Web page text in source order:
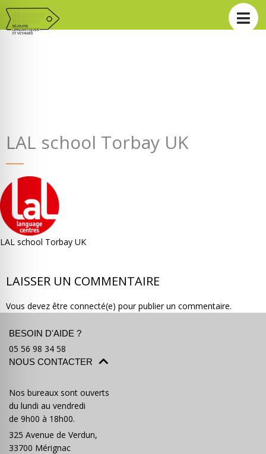
LAL school Torbay UK
LAL school Torbay UK
LAISSER UN COMMENTAIRE
Vous devez être connecté(e) pour publier un commentaire.
BESOIN D'AIDE ?
05 56 98 34 58
NOUS CONTACTER
Nos bureaux sont ouverts
du lundi au vendredi
de 9h00 à 18h00.
325 Avenue de Verdun,
33700 Mérignac
partir ?